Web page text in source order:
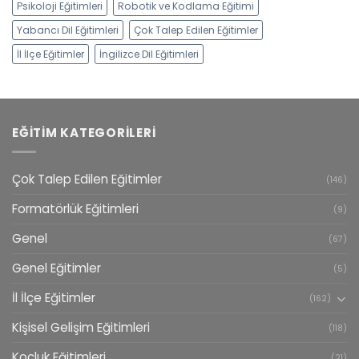
Psikoloji Eğitimleri
Robotik ve Kodlama Eğitimi
Yabancı Dil Eğitimleri
Çok Talep Edilen Eğitimler
İl İlçe Eğitimler
İngilizce Dil Eğitimleri
EĞITIM KATEGORILERI
Çok Talep Edilen Eğitimler (146)
Formatörlük Eğitimleri (9)
Genel (67)
Genel Eğitimler (5)
İl İlçe Eğitimler (162)
Kişisel Gelişim Eğitimleri (118)